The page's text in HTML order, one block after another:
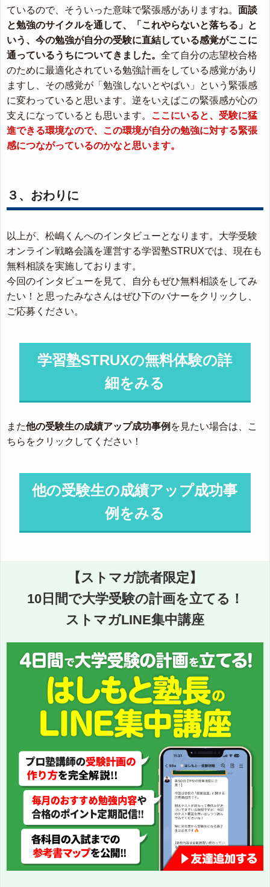
ているので、そういった意味で緊張感がありますね。 面談
と勉強のサイクルを通して、「これやらないと落ちる」と
いう、今の勉強が自分の受験に直結している感覚がここに
通っているうちについてきました。 全て自分の志望校合格
のために最適化されている勉強計画をしている感覚があり
ますし、その感覚が「勉強しないとやばい」という緊張感
に変わっていると思います。逆をいえばこの緊張感が心の
支えになっているとも思います。
ここにいると、受験に猛
進できる環境なので、この環境が自分の勉強に対する緊張
感につながっているのかなと思います。
３、おわりに
以上が、松嶋くんへのインタビューとなります。大学受験
オンライン戦略会議を運営する学習塾STRUXでは、現在も
無料相談を実施しております。
今回のインタビューを見て、自分もぜひ無料相談をしてみ
たい！と思ったみなさんはぜひ下のバナーをクリックし、
ご応募ください。
学習塾STRUXの無料体験の詳
細をみる
また他の受験生の成績アップ成功事例 を見たい場合は、こ
ちらをクリックしてください！
他の受験生の成績アップ成功事
例をみる
【ストマガ読者限定】
10日間で大学受験の計画を立てる！
ストマガLINE集中講座